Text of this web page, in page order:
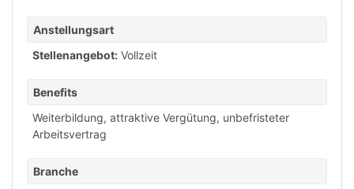
Anstellungsart
Stellenangebot: Vollzeit
Benefits
Weiterbildung, attraktive Vergütung, unbefristeter
Arbeitsvertrag
Branche